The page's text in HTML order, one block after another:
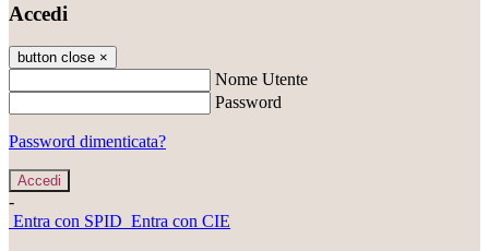
Accedi
button close ×
Nome Utente
Password
Password dimenticata?
-
Entra con SPID Entra con CIE